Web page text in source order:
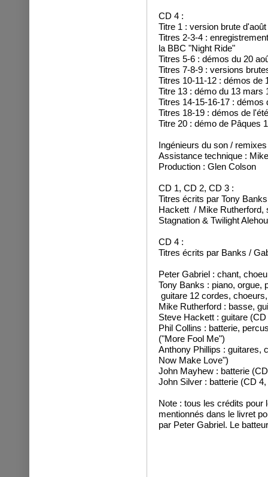
CD 4 :
Titre 1 : version brute
Titres 2-3-4 :
la BBC "Night Ride"
Titres 5-6 : démos du 20
Titres 7-8-9 : versions
Titres 10-11-12 : démos de
Titre 13 : démo du 13 mars
Titres 14-15-16-17 : démos
Titres 18-19 : démos de
Titre 20 : démo de Pâques
Ingénieurs du son /
Assistance technique :
Production : Glen Colson
CD 1, CD 2, CD 3 :
Titres écrits par Tony
Hackett / Mike Rutherford,
Stagnation & Twilight
CD 4 :
Titres écrits par Banks /
Peter Gabriel : chant,
Tony Banks : piano, orgue,
guitare 12 cordes,
Mike Rutherford : basse,
Steve Hackett : guitare (CD
Phil Collins : batterie,
("More Fool Me")
Anthony Phillips : guitares,
Now Make Love")
John Mayhew : batterie
John Silver : batterie (CD
Note : tous les crédits pour
mentionnés dans le livret
par Peter Gabriel. Le